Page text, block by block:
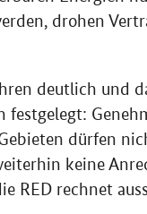
drohen
deutlich und
dürfen
keine
RED rechnet